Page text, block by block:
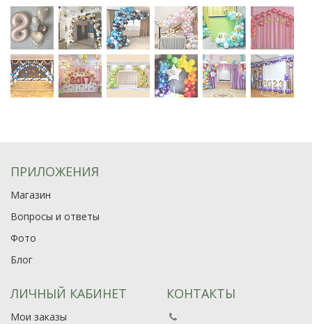
ПРИЛОЖЕНИЯ
Магазин
Вопросы и ответы
Фото
Блог
ЛИЧНЫЙ КАБИНЕТ
Мои заказы
КОНТАКТЫ